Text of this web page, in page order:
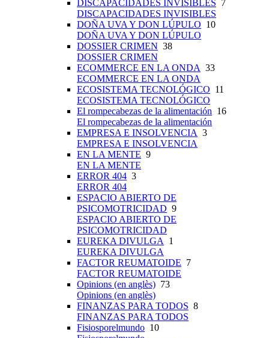
DISCAPACIDADES INVISIBLES 7
DISCAPACIDADES INVISIBLES
DOÑA UVA Y DON LÚPULO 10
DOÑA UVA Y DON LÚPULO
DOSSIER CRIMEN 38
DOSSIER CRIMEN
ECOMMERCE EN LA ONDA 33
ECOMMERCE EN LA ONDA
ECOSISTEMA TECNOLÓGICO 11
ECOSISTEMA TECNOLÓGICO
El rompecabezas de la alimentación 16
El rompecabezas de la alimentación
EMPRESA E INSOLVENCIA 3
EMPRESA E INSOLVENCIA
EN LA MENTE 9
EN LA MENTE
ERROR 404 3
ERROR 404
ESPACIO ABIERTO DE
PSICOMOTRICIDAD 9
ESPACIO ABIERTO DE
PSICOMOTRICIDAD
EUREKA DIVULGA 1
EUREKA DIVULGA
FACTOR REUMATOIDE 7
FACTOR REUMATOIDE
Opinions (en anglès) 73
Opinions (en anglès)
FINANZAS PARA TODOS 8
FINANZAS PARA TODOS
Fisiosporelmundo 10